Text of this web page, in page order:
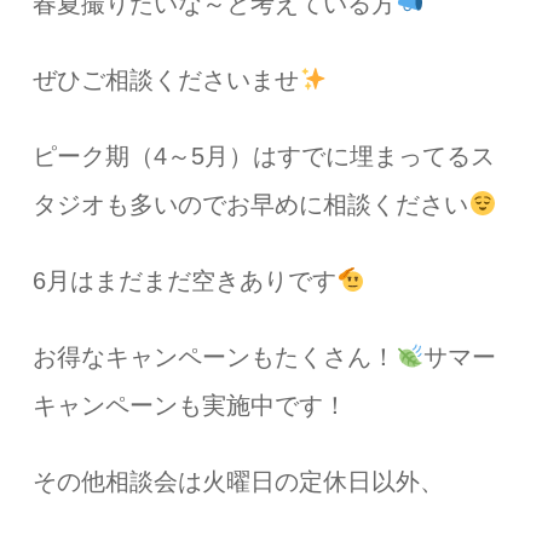
ぜひご相談くださいませ
ピーク期（4～5月）はすでに埋まってるス
タジオも多いのでお早めに相談ください
6月はまだまだ空きありです
お得なキャンペーンもたくさん！
サマー
キャンペーンも実施中です！
その他相談会は火曜日の定休日以外、